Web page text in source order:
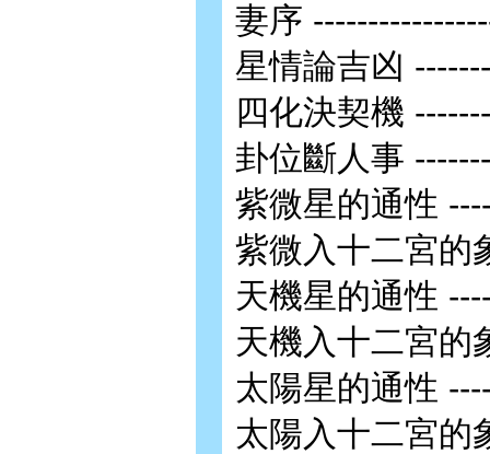
妻序
星情論吉凶
四化決契機
卦位斷人事
紫微星的通性
紫微入十二宮的
天機星的通性
天機入十二宮的
太陽星的通性
太陽入十二宮的